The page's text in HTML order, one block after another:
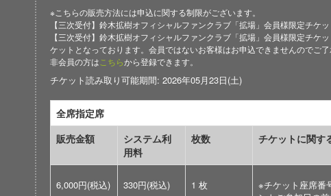
※こちらの販売方法には申込に関する制限がございます。
【三次受付】鈴木拡樹オフィシャルファンクラブ「拡場」会員様限定チケ
【三次受付】鈴木拡樹オフィシャルファンクラブ「拡場」会員様限定チ
ケットとなっております。会員ではないお客様はお申込できませんのでご了
非会員の方は こちらから登録できます。
チケット読み取り可能期間: 2026年05月23日(土)
全席指定席
販売金額
システム利
用料
枚数 チケットに関す
6,000円(税込) 330円(税込) 1 枚
※チケット座席番